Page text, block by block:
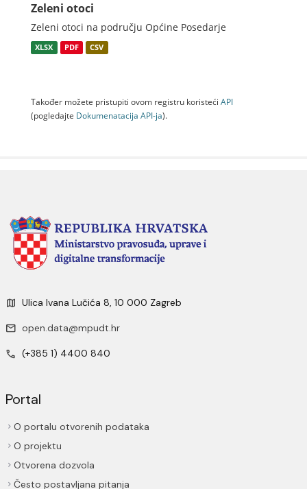
Zeleni otoci
Zeleni otoci na području Općine Posedarje
XLSX PDF CSV
Također možete pristupiti ovom registru koristeći API
(pogledajte Dokumenаtаcijа API-jа).